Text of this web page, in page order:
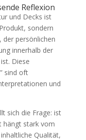
Reflexion
und Decks ist
sondern
persönlichen
innerhalb der
Diese
sind oft
und
sich die Frage: ist
hängt stark vom
Qualität,